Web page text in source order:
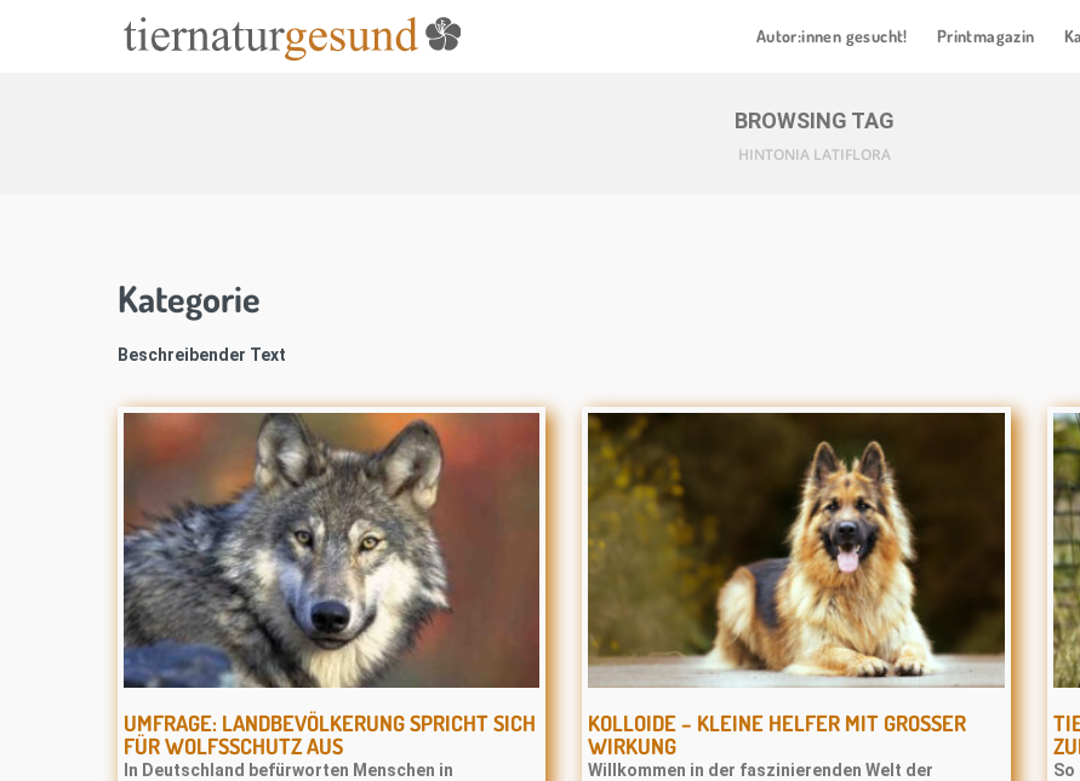
Autor:innen gesucht! Printmagazin
BROWSING TAG
HINTONIA LATIFLORA
Kategorie
Beschreibender Text
UMFRAGE: LANDBEVÖLKERUNG SPRICHT SICH
FÜR WOLFSSCHUTZ AUS
In Deutschland befürworten Menschen in
KOLLOIDE – KLEINE HELFER MIT GROSSER W
IRKUNG
Willkommen in der faszinierenden Welt der
So